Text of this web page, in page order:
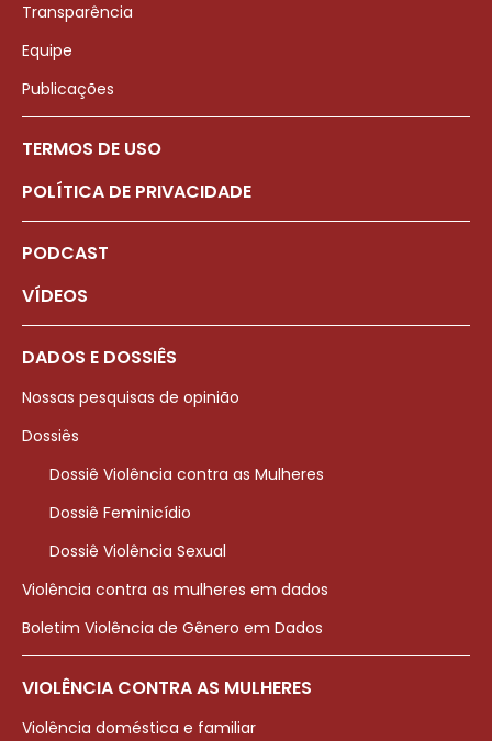
Transparência
Equipe
Publicações
TERMOS DE USO
POLÍTICA DE PRIVACIDADE
PODCAST
VÍDEOS
DADOS E DOSSIÊS
Nossas pesquisas de opinião
Dossiês
Dossiê Violência contra as Mulheres
Dossiê Feminicídio
Dossiê Violência Sexual
Violência contra as mulheres em dados
Boletim Violência de Gênero em Dados
VIOLÊNCIA CONTRA AS MULHERES
Violência doméstica e familiar